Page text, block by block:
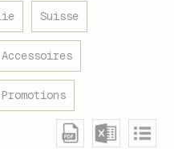
Suisse
Accessoires